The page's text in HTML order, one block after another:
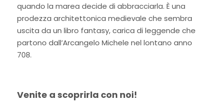
quando la marea decide di abbracciarla. È una
prodezza architettonica medievale che sembra
uscita da un libro fantasy, carica di leggende che
partono dall’Arcangelo Michele nel lontano anno
708.
Venite a scoprirla con noi!